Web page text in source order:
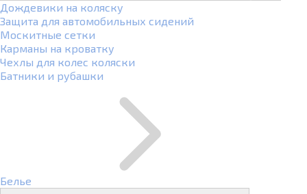
Дождевики на коляску
Защита для автомобильных сидений
Москитные сетки
Карманы на кроватку
Чехлы для колес коляски
Батники и рубашки
Белье